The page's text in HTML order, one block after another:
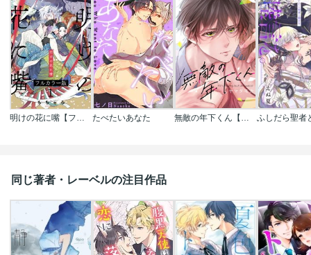
明けの花に嘴【フルカラー版】 たべたいあなた 無敵の年下くん【フルカラー】
同じ著者・レーベルの注目作品